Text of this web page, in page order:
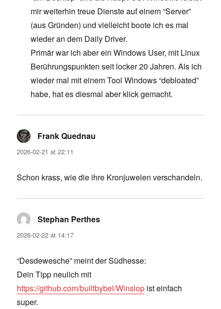
mir weiterhin treue Dienste auf einem “Server”
(aus Gründen) und vielleicht boote ich es mal
wieder an dem Daily Driver.
Primär war ich aber ein Windows User, mit Linux
Berührungspunkten seit locker 20 Jahren. Als ich
wieder mal mit einem Tool Windows “debloated”
habe, hat es diesmal aber klick gemacht.
Frank Quednau
2026-02-21 at 22:11
Schon krass, wie die ihre Kronjuwelen verschandeln.
Stephan Perthes
2026-02-22 at 14:17
“Desdewesche” meint der Südhesse:
Dein Tipp neulich mit
https://github.com/builtbybel/Winslop ist einfach
super.